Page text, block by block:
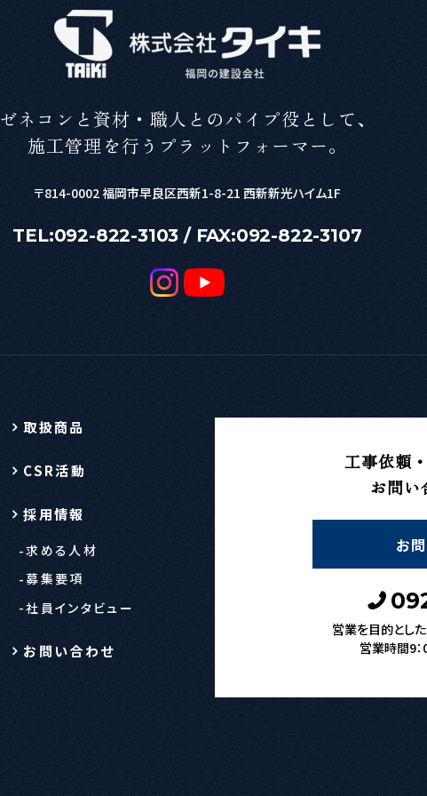
ゼネコンと資材・職人とのパイプ役として、
施工管理を行うプラットフォーマー。
〒814-0002福岡市早良区西新1-8-21 西新新光ハイム1F
TEL:092-822-3103/ FAX:092-822-3107
取扱商品
CSR活動
採用情報
求める人材
募集要項
社員インタビュー
お問い合わせ
工事依頼
お問い
お
営業を目的とし
営業時間9